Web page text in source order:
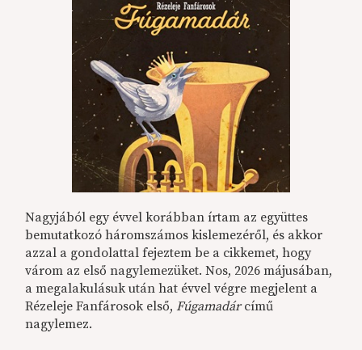
Nagyjából egy évvel korábban írtam az együttes
bemutatkozó háromszámos kislemezéről, és akkor
azzal a gondolattal fejeztem be a cikkemet, hogy
várom az első nagylemezüket. Nos, 2026 májusában,
a megalakulásuk után hat évvel végre megjelent a
Rézeleje Fanfárosok első,Fúgamadárcímű
nagylemez.